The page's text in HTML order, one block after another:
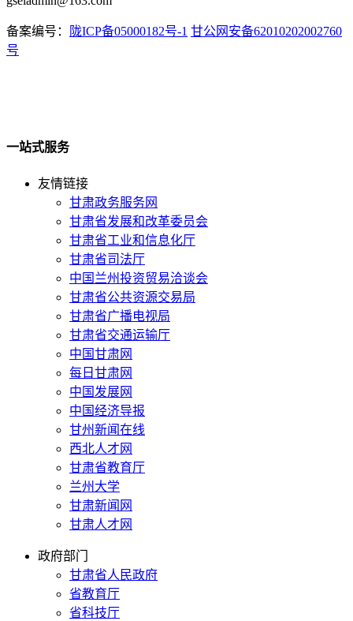
备案编号： 陇ICP备05000182号-1 甘公网安备62010202002760
号
一站式服务
友情链接
甘肃政务服务网
甘肃省发展和改革委员会
甘肃省工业和信息化厅
甘肃省司法厅
中国兰州投资贸易洽谈会
甘肃省公共资源交易局
甘肃省广播电视局
甘肃省交通运输厅
中国甘肃网
每日甘肃网
中国发展网
中国经济导报
甘州新闻在线
西北人才网
甘肃省教育厅
兰州大学
甘肃新闻网
甘肃人才网
政府部门
甘肃省人民政府
省教育厅
省科技厅